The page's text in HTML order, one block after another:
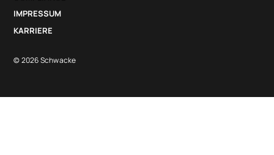
IMPRESSUM
KARRIERE
© 2026 Schwacke